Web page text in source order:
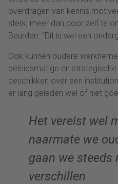
overdragen van kennis
sterk, meer dan door zelf te
Beurden. “Dit is wel een
Ook kunnen oudere
beleidsmatige en strategische
beschikken over een
er lang geleden wel of niet
Het vereist wel
naarmate we
gaan we steeds
verschillen